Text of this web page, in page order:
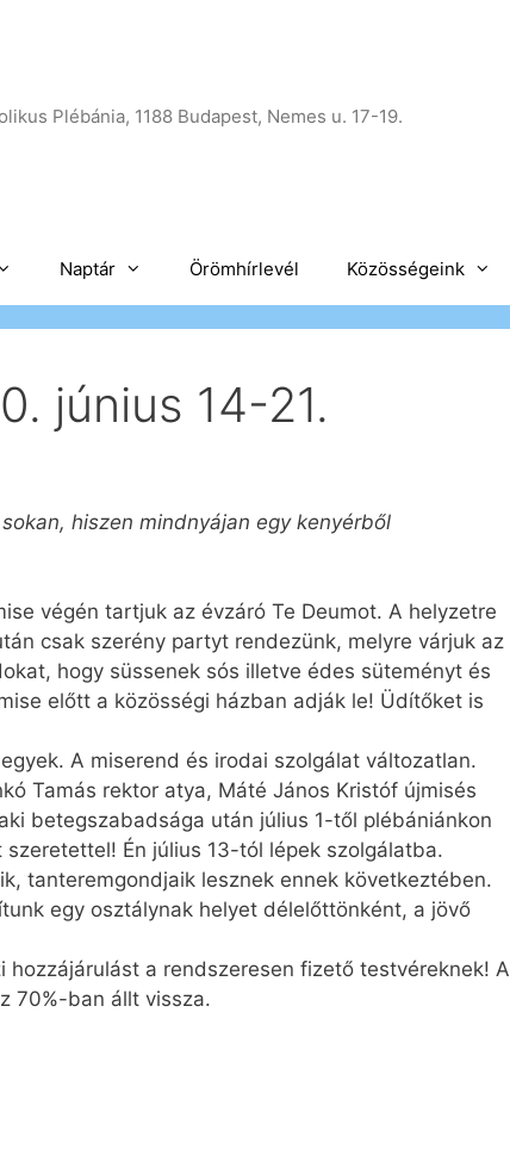
Plébánia, 1188 Budapest, Nemes u. 17-19.
Naptár Örömhírlevél Közösségeink
június 14-21.
hiszen mindnyájan egy kenyérből
végén tartjuk az évzáró Te Deumot. A helyzetre
csak szerény partyt rendezünk, melyre várjuk az
hogy süssenek sós illetve édes süteményt és
előtt a közösségi házban adják le! Üdítőket is
A miserend és irodai szolgálat változatlan.
Tamás rektor atya, Máté János Kristóf újmisés
betegszabadsága után július 1-től plébániánkon
Én július 13-tól lépek szolgálatba.
tanteremgondjaik lesznek ennek következtében.
egy osztálynak helyet délelőttönként, a jövő
hozzájárulást a rendszeresen fizető testvéreknek! A
70%-ban állt vissza.